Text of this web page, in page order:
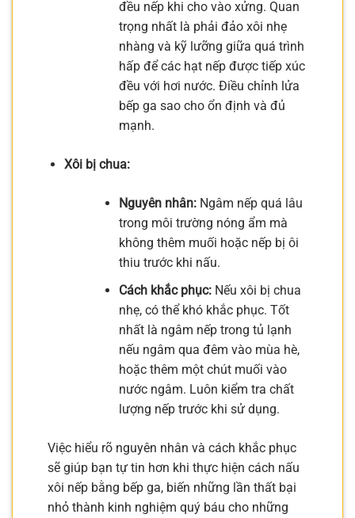
đều nếp khi cho vào xửng. Quan
trọng nhất là phải đảo xôi nhẹ
nhàng và kỹ lưỡng giữa quá trình
hấp để các hạt nếp được tiếp xúc
đều với hơi nước. Điều chỉnh lửa
bếp ga sao cho ổn định và đủ
mạnh.
Xôi bị chua:
Nguyên nhân:Ngâm nếp quá lâu
trong môi trường nóng ẩm mà
không thêm muối hoặc nếp bị ôi
thiu trước khi nấu.
Cách khắc phục:Nếu xôi bị chua
nhẹ, có thể khó khắc phục. Tốt
nhất là ngâm nếp trong tủ lạnh
nếu ngâm qua đêm vào mùa hè,
hoặc thêm một chút muối vào
nước ngâm. Luôn kiểm tra chất
lượng nếp trước khi sử dụng.
Việc hiểu rõ nguyên nhân và cách khắc phục
sẽ giúp bạn tự tin hơn khi thực hiện cách nấu
xôi nếp bằng bếp ga, biến những lần thất bại
nhỏ thành kinh nghiệm quý báu cho những